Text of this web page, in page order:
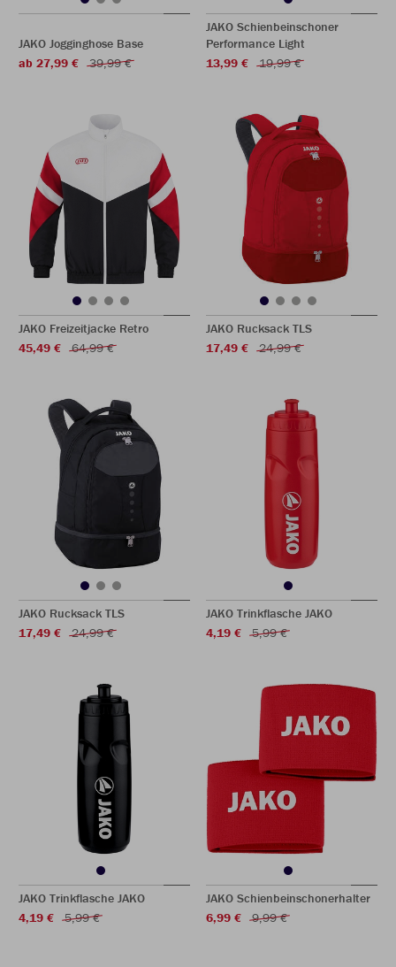
JAKO Jogginghose Base
ab 27,99 €
39,99 €
JAKO Schienbeinschoner
Performance Light
13,99 €
19,99 €
JAKO Freizeitjacke Retro
45,49 €
64,99 €
JAKO Rucksack TLS
17,49 €
24,99 €
JAKO Rucksack TLS
17,49 €
24,99 €
JAKO Trinkflasche JAKO
4,19 €
5,99 €
JAKO Trinkflasche JAKO
4,19 €
5,99 €
JAKO Schienbeinschonerhalter
6,99 €
9,99 €